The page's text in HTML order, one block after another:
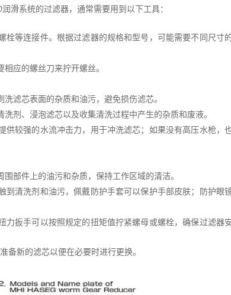
滑系统的过滤器，通常需要用到以下工具：
栓等连接件。根据过滤器的规格和型号，可能需要不同尺寸
应的螺丝刀来拧开螺丝。
滤芯表面的杂质和油污，避免损伤滤芯。
剂、浸泡滤芯以及收集清洗过程中产生的杂质和废液。
供较强的水流冲击力，用于冲洗滤芯；如果没有高压水枪，
部件上的油污和杂质，保持工作区域的清洁。
到清洗剂和油污，佩戴防护手套可以保护手部皮肤；防护眼
力扳手可以按照规定的扭矩值拧紧螺母或螺栓，确保过滤器
备新的滤芯以便在必要时进行更换。